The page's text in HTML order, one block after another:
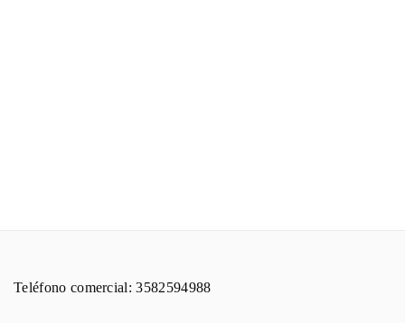
Teléfono comercial: 3582594988